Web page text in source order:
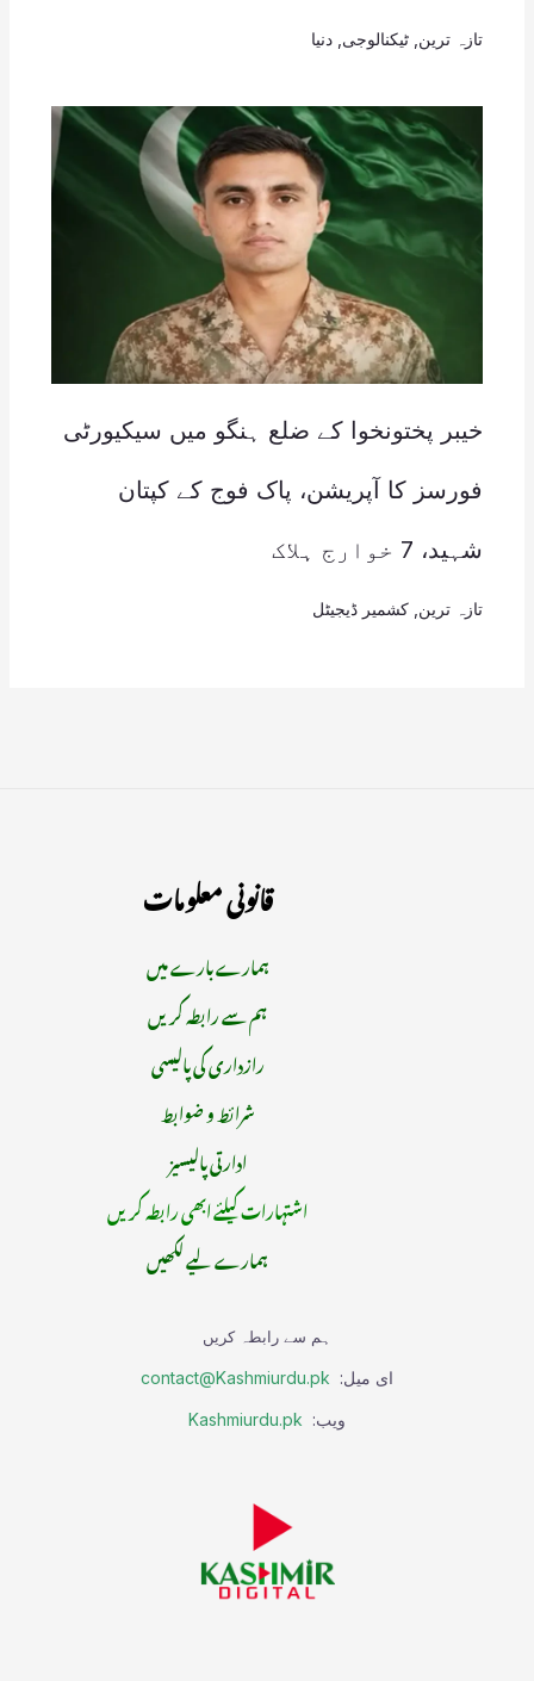
تازہ ترین ٹیکنالوجی دنیا
خیبر پختونخوا کے ضلع ہنگو میں سیکیورٹی
فورسز کا آپریشن، پاک فوج کے کپتان
شہید، 7 خوارج ہلاک
تازہ ترین کشمیر ڈیجیٹل
قانونی معلومات
ہمارے بارے میں
ہم سے رابطہ کریں
رازداری کی پالیسی
شرائط و ضوابط
ادارتی پالیسیز
اشتہارات کیلئے ابھی رابطہ کریں
ہمارے لیے لکھیں
ہم سے رابطہ کریں
ای میل: contact@Kashmiurdu.pk
ویب: Kashmiurdu.pk